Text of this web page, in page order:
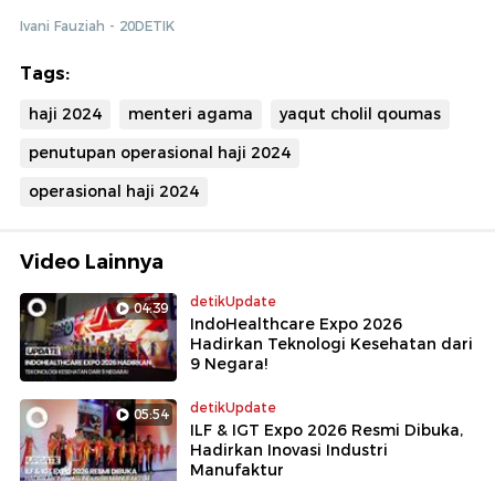
Ivani Fauziah - 20DETIK
Tags:
haji 2024 menteri agama
yaqut cholil qoumas
penutupan operasional haji 2024
operasional haji 2024
Video Lainnya
04:39 detikUpdate
IndoHealthcare Expo 2026
Hadirkan Teknologi Kesehatan dari
9 Negara!
05:54 detikUpdate
ILF & IGT Expo 2026 Resmi Dibuka,
Hadirkan Inovasi Industri
Manufaktur